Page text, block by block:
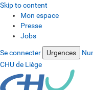
Skip to content
Mon espace
Presse
Jobs
Se connecter Urgences
CHU de Liège